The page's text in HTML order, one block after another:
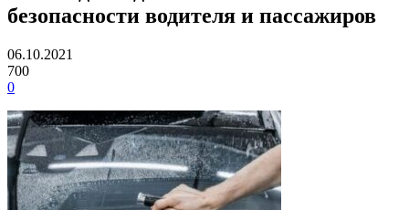
безопасности водителя и пассажиров
06.10.2021
700
0